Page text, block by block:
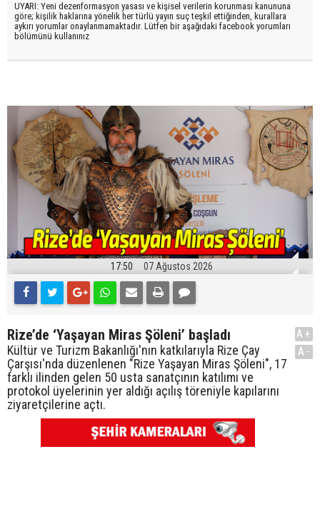
UYARI: Yeni dezenformasyon yasası ve kişisel verilerin korunması kanununa
göre; kişilik haklarına yönelik her türlü yayın suç teşkil ettiğinden, kurallara
aykırı yorumlar onaylanmamaktadır. Lütfen bir aşağıdaki facebook yorumları
bölümünü kullanınız
17:50 07 Ağustos 2026
Rize’de ‘Yaşayan Miras Şöleni’ başladı
Kültür ve Turizm Bakanlığı'nın katkılarıyla Rize Çay
Çarşısı'nda düzenlenen "Rize Yaşayan Miras Şöleni", 17
farklı ilinden gelen 50 usta sanatçının katılımı ve
protokol üyelerinin yer aldığı açılış töreniyle kapılarını
ziyaretçilerine açtı.
A+
A-